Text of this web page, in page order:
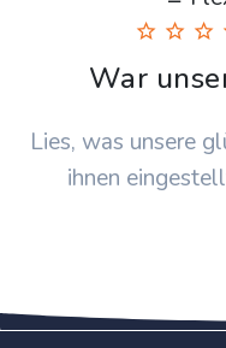
War
Lies, was unsere
ihnen